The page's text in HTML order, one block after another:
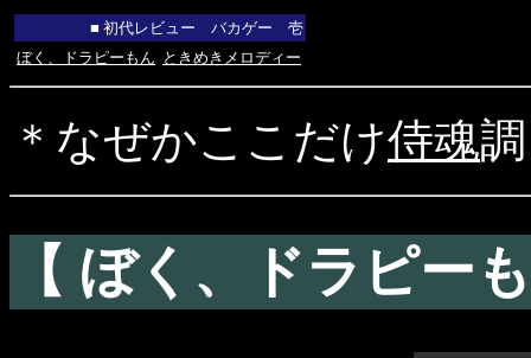
■ 初代レビュー バカゲー 壱
ぼく、ドラピーもん ときめきメロディー
＊なぜかここだけ侍魂調
【 ぼく、ドラピー